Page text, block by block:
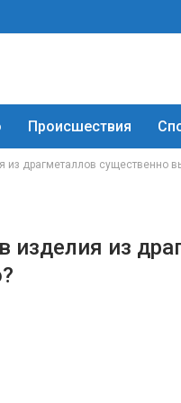
Происшествия
драгметаллов существенно
изделия из